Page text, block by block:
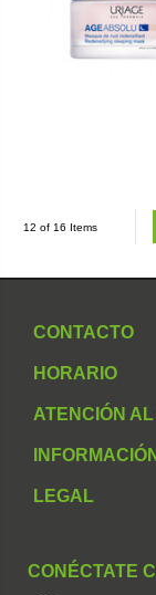
12 of 16 Items
CONTACTO
HORARIO
ATENCIÓN
INFORMACIÓN
LEGAL
CONÉCTATE